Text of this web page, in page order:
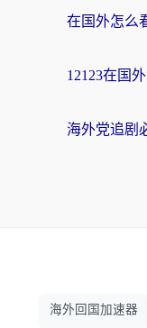
海外回国加速器